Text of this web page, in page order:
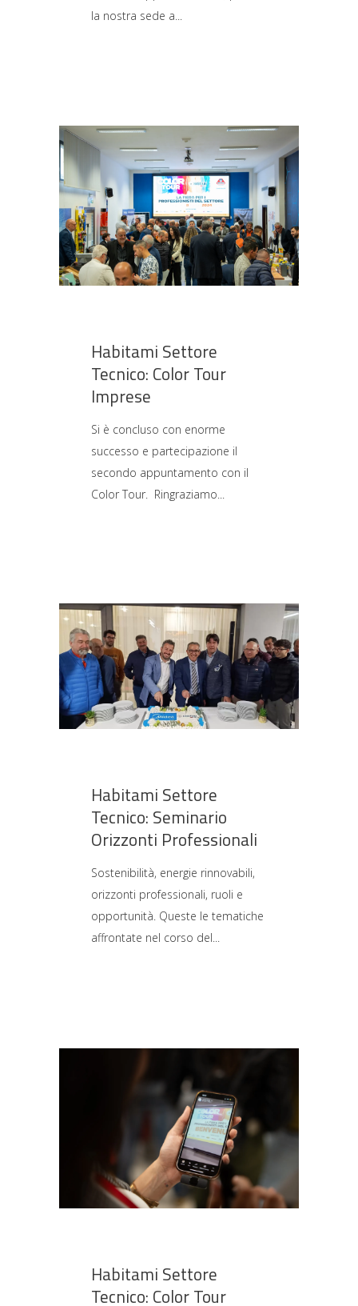
la nostra sede a
Habitami Settore
Tecnico: Color Tour
Imprese
Si è concluso con enorme
successo e partecipazione il
secondo appuntamento con il
Color Tour. Ringraziamo
Habitami Settore
Tecnico: Seminario
Orizzonti Professionali
Sostenibilità, energie rinnovabili,
orizzonti professionali, ruoli e
opportunità. Queste le tematiche
affrontate nel corso del
Habitami Settore
Tecnico: Color Tour